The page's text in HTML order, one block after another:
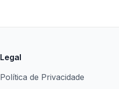
Legal
Política de Privacidade